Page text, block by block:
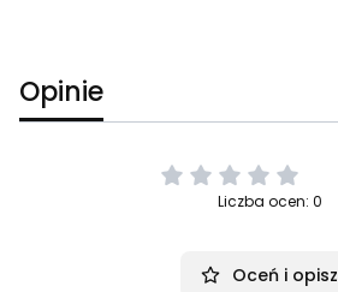
Opinie
Liczba ocen: 0
Oceń i opisz